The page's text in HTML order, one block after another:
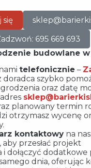
695 669 693
budowlane
telefonicznie –
doradca szybko
oraz datę
planowany termin
otrzymasz wycenę
kontaktowy na
aby przesłać projekt
i dołączyć dodatkowe
dnia, oferując